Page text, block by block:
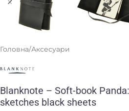
Головна/Аксесуари
Blanknote – Soft-book
sketches black sheets